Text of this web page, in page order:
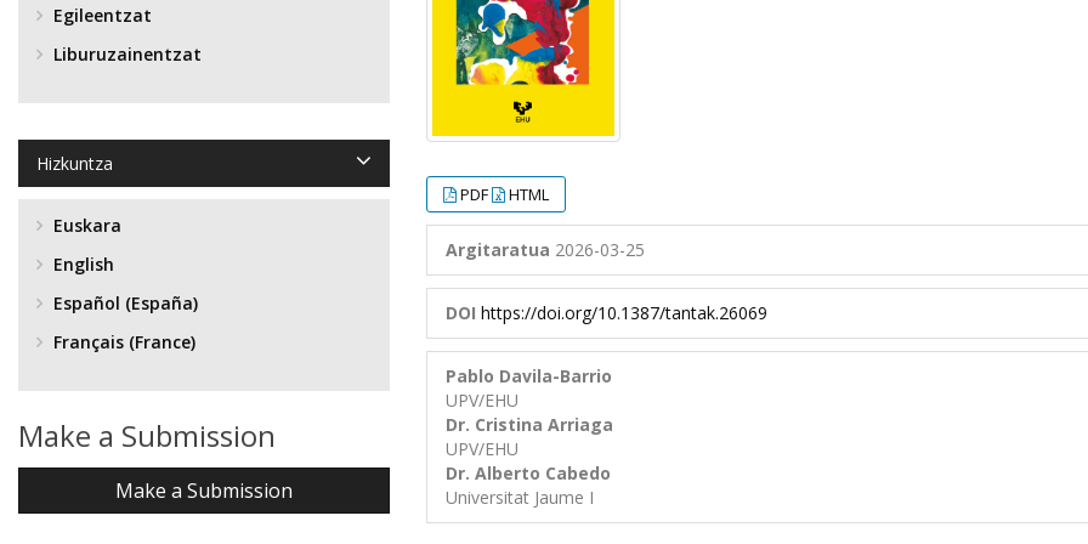
PDF HTML
Argitaratua 2026-03-25
DOI https://doi.org/10.1387/tantak.26069
Pablo Davila-Barrio
UPV/EHU
Dr. Cristina Arriaga
UPV/EHU
Dr. Alberto Cabedo
Universitat Jaume I
Egileentzat
Liburuzainentzat
Hizkuntza
Euskara
English
Español (España)
Français (France)
Make a Submission
Make a Submission